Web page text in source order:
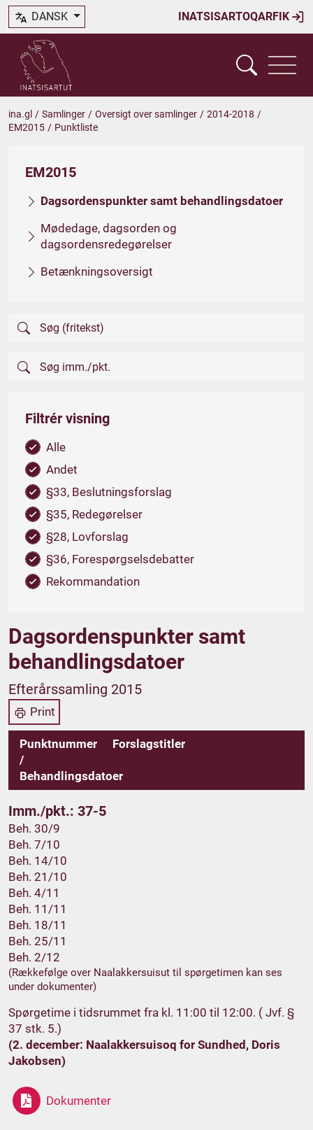
INATSISARTOQARFIK
DANSK
ina.gl / Samlinger / Oversigt over samlinger / 2014-2018 /
EM2015 / Punktliste
EM2015
Dagsordenspunkter samt behandlingsdatoer
Mødedage, dagsorden og
dagsordensredegørelser
Betænkningsoversigt
Filtrér visning
Alle
Andet
§33, Beslutningsforslag
§35, Redegørelser
§28, Lovforslag
§36, Forespørgselsdebatter
Rekommandation
Dagsordenspunkter samt
behandlingsdatoer
Efterårssamling 2015
Print
Punktnummer
/
Behandlingsdatoer
Forslagstitler
Imm./pkt.: 37-5
Beh. 30/9
Beh. 7/10
Beh. 14/10
Beh. 21/10
Beh. 4/11
Beh. 11/11
Beh. 18/11
Beh. 25/11
Beh. 2/12
(Rækkefølge over Naalakkersuisut til spørgetimen kan ses
under dokumenter)
Spørgetime i tidsrummet fra kl. 11:00 til 12:00. ( Jvf. §
37 stk. 5.)
(2. december: Naalakkersuisoq for Sundhed, Doris
Jakobsen)
Dokumenter